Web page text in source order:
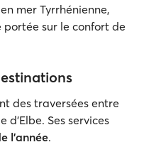
mer Tyrrhénienne,
sur le confort de
des traversées entre
d’Elbe. Ses services
l’année.